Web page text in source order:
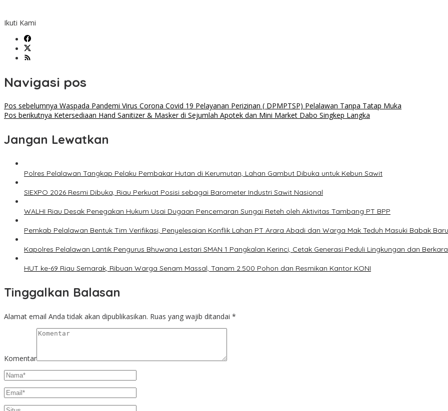
Ikuti Kami
Navigasi pos
Pos sebelumnya Waspada Pandemi Virus Corona Covid 19 Pelayanan Perizinan ( DPMPTSP) Pelalawan Tanpa Tatap Muka
Pos berikutnya Ketersediaan Hand Sanitizer & Masker di Sejumlah Apotek dan Mini Market Dabo Singkep Langka
Jangan Lewatkan
Polres Pelalawan Tangkap Pelaku Pembakar Hutan di Kerumutan, Lahan Gambut Dibuka untuk Kebun Sawit
SIEXPO 2026 Resmi Dibuka, Riau Perkuat Posisi sebagai Barometer Industri Sawit Nasional
WALHI Riau Desak Penegakan Hukum Usai Dugaan Pencemaran Sungai Reteh oleh Aktivitas Tambang PT BPP
Pemkab Pelalawan Bentuk Tim Verifikasi, Penyelesaian Konflik Lahan PT Arara Abadi dan Warga Mak Teduh Masuki Babak Baru
Kapolres Pelalawan Lantik Pengurus Bhuwana Lestari SMAN 1 Pangkalan Kerinci, Cetak Generasi Peduli Lingkungan dan
HUT ke-69 Riau Semarak, Ribuan Warga Senam Massal, Tanam 2.500 Pohon dan Resmikan Kantor KONI
Tinggalkan Balasan
Alamat email Anda tidak akan dipublikasikan. Ruas yang wajib ditandai *
Komentar